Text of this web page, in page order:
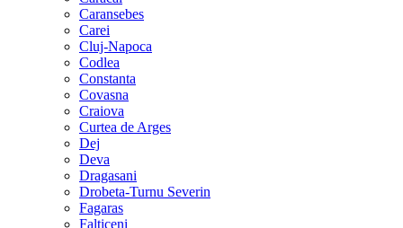
Caransebes
Carei
Cluj-Napoca
Codlea
Constanta
Covasna
Craiova
Curtea de Arges
Dej
Deva
Dragasani
Drobeta-Turnu Severin
Fagaras
Falticeni